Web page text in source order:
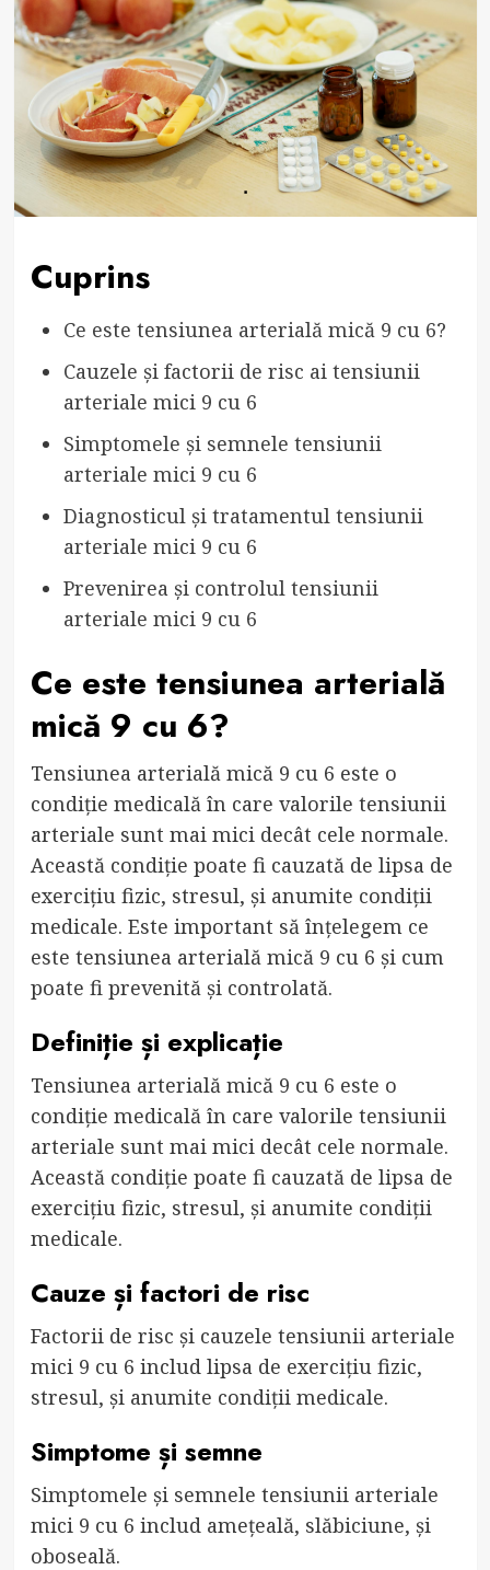
Cuprins
Ce este tensiunea arterială mică 9 cu 6?
Cauzele și factorii de risc ai tensiunii
arteriale mici 9 cu 6
Simptomele și semnele tensiunii
arteriale mici 9 cu 6
Diagnosticul și tratamentul tensiunii
arteriale mici 9 cu 6
Prevenirea și controlul tensiunii
arteriale mici 9 cu 6
Ce este tensiunea arterială
mică 9 cu 6?
Tensiunea arterială mică 9 cu 6 este o
condiție medicală în care valorile tensiunii
arteriale sunt mai mici decât cele normale.
Această condiție poate fi cauzată de lipsa de
exercițiu fizic, stresul, și anumite condiții
medicale. Este important să înțelegem ce
este tensiunea arterială mică 9 cu 6 și cum
poate fi prevenită și controlată.
Definiție și explicație
Tensiunea arterială mică 9 cu 6 este o
condiție medicală în care valorile tensiunii
arteriale sunt mai mici decât cele normale.
Această condiție poate fi cauzată de lipsa de
exercițiu fizic, stresul, și anumite condiții
medicale.
Cauze și factori de risc
Factorii de risc și cauzele tensiunii arteriale
mici 9 cu 6 includ lipsa de exercițiu fizic,
stresul, și anumite condiții medicale.
Simptome și semne
Simptomele și semnele tensiunii arteriale
mici 9 cu 6 includ amețeală, slăbiciune, și
oboseală.